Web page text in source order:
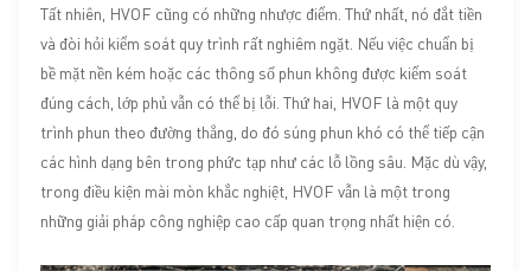
Tất nhiên, HVOF cũng có những nhược điểm. Thứ nhất, nó đắt tiền
và đòi hỏi kiểm soát quy trình rất nghiêm ngặt. Nếu việc chuẩn bị
bề mặt nền kém hoặc các thông số phun không được kiểm soát
đúng cách, lớp phủ vẫn có thể bị lỗi. Thứ hai, HVOF là một quy
trình phun theo đường thẳng, do đó súng phun khó có thể tiếp cận
các hình dạng bên trong phức tạp như các lỗ lồng sâu. Mặc dù vậy,
trong điều kiện mài mòn khắc nghiệt, HVOF vẫn là một trong
những giải pháp công nghiệp cao cấp quan trọng nhất hiện có.